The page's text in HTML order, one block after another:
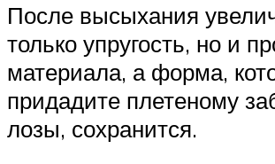
После высыхания
только упругость, но и
материала, а форма,
придадите плетеному
лозы, сохранится.